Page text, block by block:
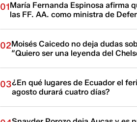
01María Fernanda Espinosa afirma
las FF. AA. como ministra de
02Moisés Caicedo no deja dudas
“Quiero ser una leyenda del
03¿En qué lugares de Ecuador el
agosto durará cuatro días?